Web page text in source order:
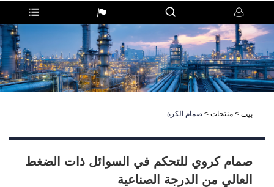
بيت > منتجات > صمام الكرة
صمام كروي للتحكم في السوائل ذات الضغط
العالي من الدرجة الصناعية